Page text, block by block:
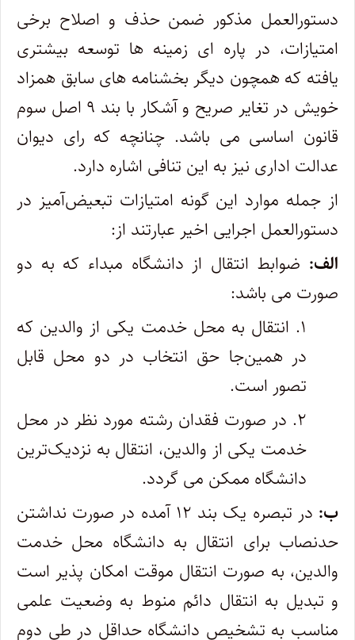
دستورالعمل مذکور ضمن حذف و اصلاح برخی
امتیازات، در پاره ‎ای زمینه ها توسعه بیشتری
یافته که همچون دیگر بخشنامه های سابق همزاد
خویش در تغایر صریح و آشکار با بند ۹ اصل سوم
قانون اساسی می باشد. چنانچه که رای دیوان
عدالت اداری نیز به این تنافی اشاره دارد.
از جمله موارد این گونه امتیازات تبعیض‌آمیز در
دستورالعمل اجرایی اخیر عبارتند از:
الف: ضوابط انتقال از دانشگاه مبداء که به دو
صورت می باشد:
۱. انتقال به محل خدمت یکی از والدین که
در همین‌جا حق انتخاب در دو محل قابل
تصور است.
۲. در صورت فقدان رشته مورد نظر در محل
خدمت یکی از والدین، انتقال به نزدیک‌ترین
دانشگاه ممکن می گردد.
ب:
در تبصره یک بند ۱۲ آمده در صورت نداشتن
حدنصاب برای انتقال به دانشگاه محل خدمت
والدین، به صورت انتقال موقت امکان پذیر است
و تبدیل به انتقال دائم منوط به وضعیت علمی
مناسب به تشخیص دانشگاه حداقل در طی دوم